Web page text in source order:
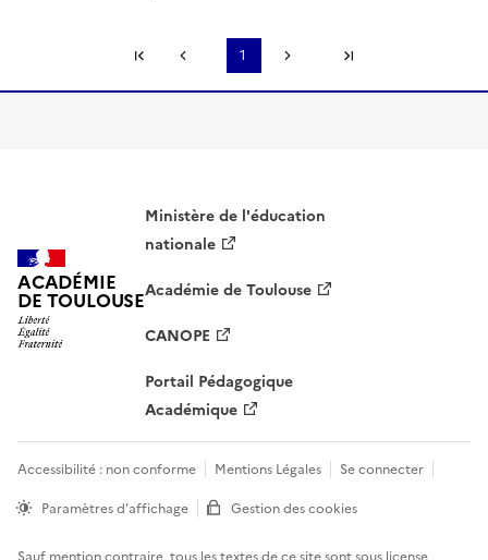
Première page
Page précédente
1
Page suivanteDernière page
ACADÉMIE
DE TOULOUSE
Ministère de l'éducation
nationale
Académie de Toulouse
CANOPE
Portail Pédagogique
Académique
Accessibilité : non conforme Mentions Légales
Se connecter
Paramètres d'affichage
Gestion des cookies